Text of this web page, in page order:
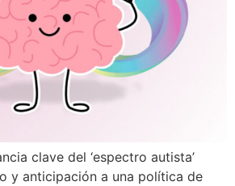
clave del ‘espectro autista’
y anticipación a una política de